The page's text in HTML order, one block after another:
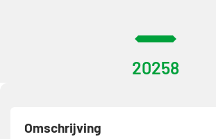
20258
Omschrijving